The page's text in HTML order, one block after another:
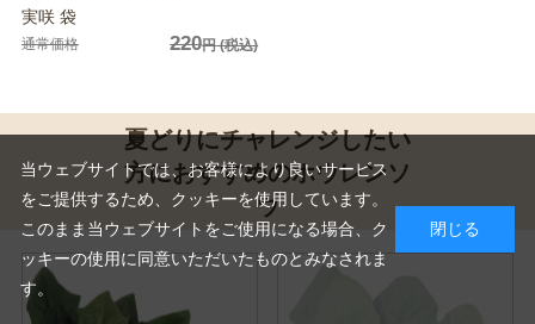
実咲 袋
通常価格 220円(税込)
夏どりにチャレンジしたい
方におすすめのホウレンソ
ウ
当ウェブサイトでは、お客様により良いサービス
をご提供するため、クッキーを使用しています。
このまま当ウェブサイトをご使用になる場合、ク
ッキーの使用に同意いただいたものとみなされま
す。
閉じる